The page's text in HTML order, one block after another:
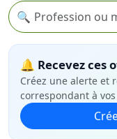
Recherche
🔍
🔔 Recevez ces
Créez une alerte et
correspondant à